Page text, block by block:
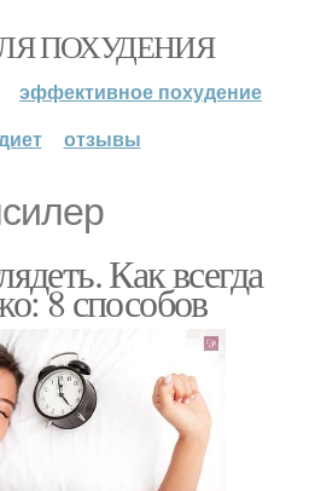
ПОХУДЕНИЯ
эффективное похудение
отзывы
Как всегда
8 способов